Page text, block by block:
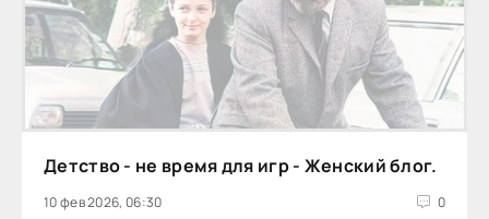
Детство - не время для игр - Женский блог.
10 фев 2026, 06:30 0